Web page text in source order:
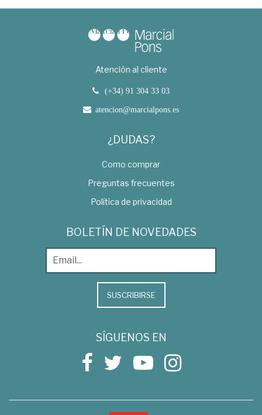
Atención al cliente
(+34) 91 304 33 03
atencion@marcialpons.es
¿DUDAS?
Como comprar
Preguntas frecuentes
Política de privacidad
BOLETÍN DE NOVEDADES
SUSCRIBIRSE
SÍGUENOS EN